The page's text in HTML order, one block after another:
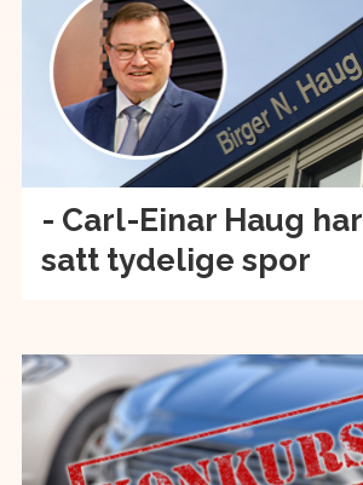
- Carl-Einar Haug har
satt tydelige spor